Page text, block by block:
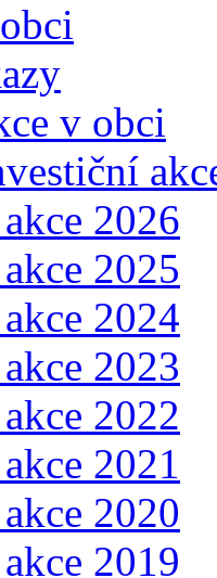
v obci
2026
2025
2024
2023
2022
2021
2020
2019